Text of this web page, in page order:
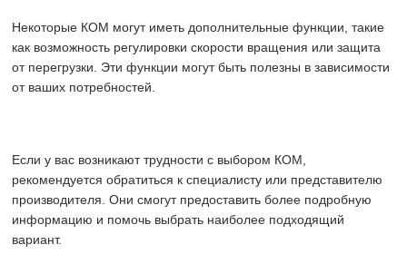
Некоторые КОМ могут иметь дополнительные функции, такие
как возможность регулировки скорости вращения или защита
от перегрузки. Эти функции могут быть полезны в зависимости
от ваших потребностей.
Если у вас возникают трудности с выбором КОМ,
рекомендуется обратиться к специалисту или представителю
производителя. Они смогут предоставить более подробную
информацию и помочь выбрать наиболее подходящий
вариант.